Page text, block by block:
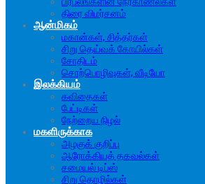
திரை விமர்சனம்
ஆன்மிகம்
மகான்கள், சித்தர்கள்
சிறு தெய்வக் கோயில்கள்
சோதிடம்
சொற்பொழிவுகள், வீடியோ
இலக்கியம்
கவிதைகள்
பேட்டிகள்
நேற்றைய நிழல்
மகளிருக்காக
அழகுக் குறிப்பு
ஆரோக்கியத் தகவல்கள்
சமையல் டிப்ஸ்
சிறு தொழில்கள்